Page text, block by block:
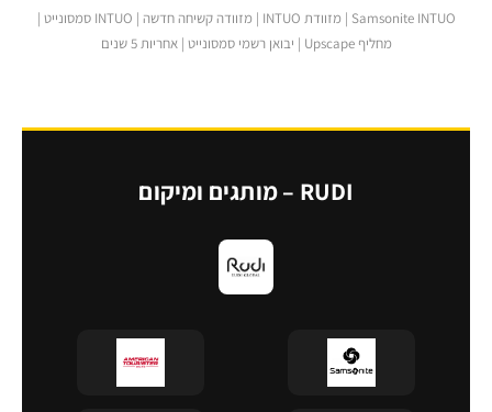
Samsonite INTUO | מזוודת INTUO | מזוודה קשיחה חדשה | INTUO סמסונייט |
מחליף Upscape | יבואן רשמי סמסונייט | אחריות 5 שנים
RUDI – מותגים ומיקום